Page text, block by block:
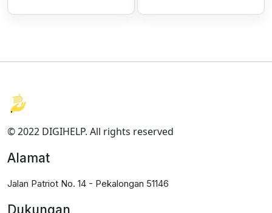
© 2022 DIGIHELP. All rights reserved
Alamat
Jalan Patriot No. 14 - Pekalongan 51146
Dukungan